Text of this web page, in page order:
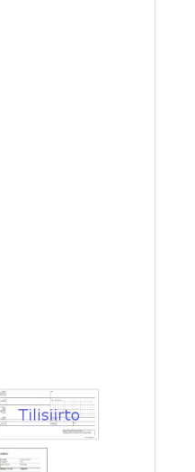
Ni...
runkolanka
35cm/30
suora ru...